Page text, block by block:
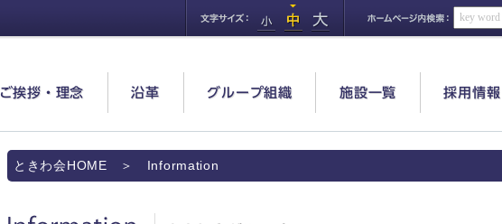
ご挨拶・理念 沿革 グループ組織 施設一覧 採用情報
ときわ会HOME ＞ Information
Information